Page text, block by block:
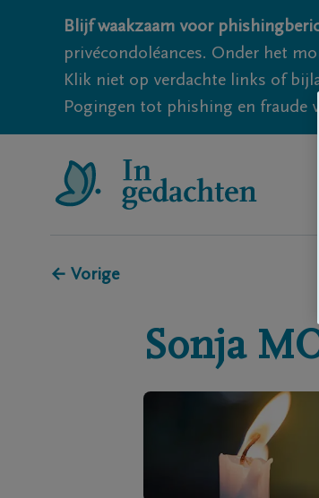
Blijf waakzaam voor
privécondoléances. Onder het
Klik niet op verdachte links of
Pogingen tot phishing en fraude
← Vorige
Sonja